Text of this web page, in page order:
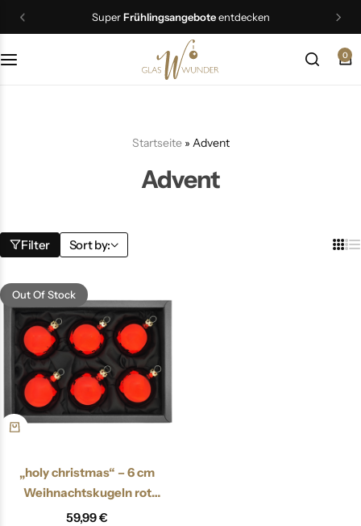
SuperFrühlingsangeboteentdecken
0
Startseite» Advent
Advent
Filter Sort by:
Out Of Stock
„holy christmas“ – 6 cm
Weihnachtskugeln rot
hochglanz
59,99€